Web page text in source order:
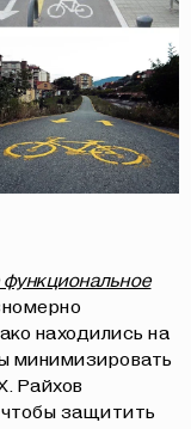
функциональное
находились на
минимизировать
Райхов
чтобы защитить